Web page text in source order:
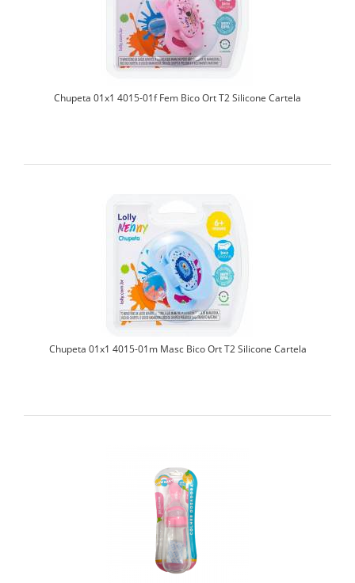
Chupeta 01x1 4015-01f Fem Bico Ort T2 Silicone Cartela
Chupeta 01x1 4015-01m Masc Bico Ort T2 Silicone Cartela